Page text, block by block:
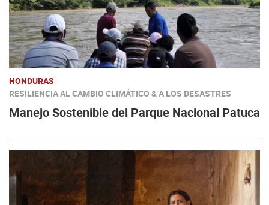
HONDURAS
RESILIENCIA AL CAMBIO CLIMÁTICO & A LOS DESASTRES
Manejo Sostenible del Parque Nacional Patuca